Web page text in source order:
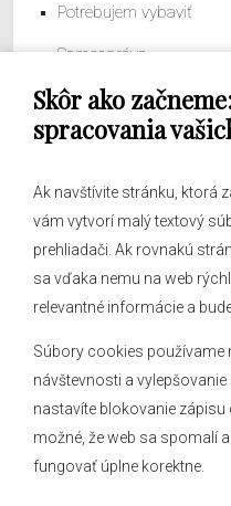
Skôr ako
spracovania
Ak navštívite stránku, ktorá
vám vytvorí malý textový
prehliadači. Ak rovnakú
sa vďaka nemu na web
relevantné informácie a
Súbory cookies používame
návštevnosti a
nastavíte blokovanie
možné, že web sa spomalí
fungovať úplne korektne.
Potrebujem vybaviť
Samospráva
Obecný úrad
O obci
Hlásenia obecného
Kontakt
Mapa stránok